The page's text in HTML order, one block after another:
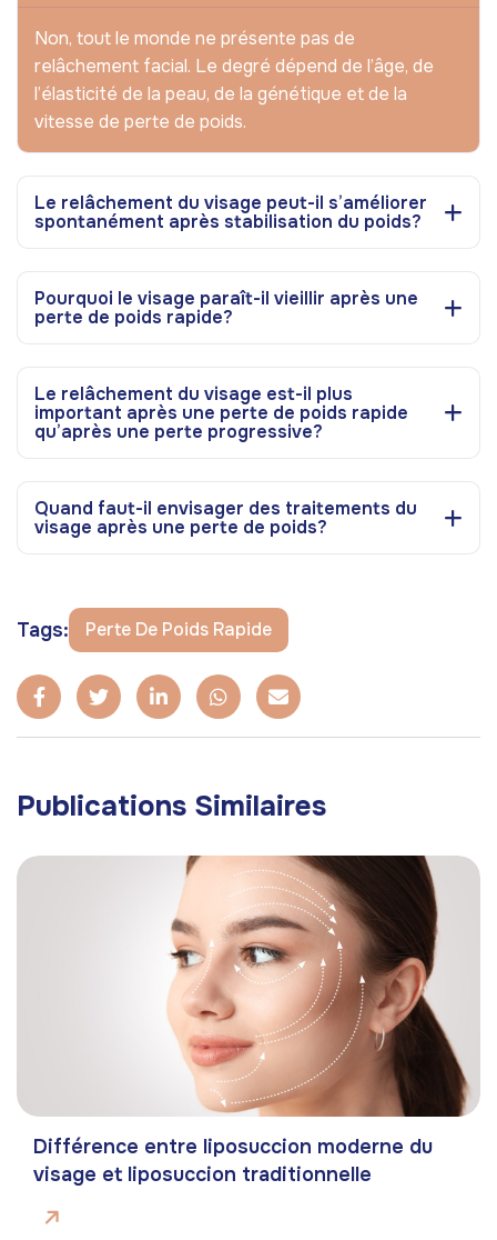
Non, tout le monde ne présente pas de
relâchement facial. Le degré dépend de l’âge, de
l’élasticité de la peau, de la génétique et de la
vitesse de perte de poids.
Le relâchement du visage peut-il s’améliorer
spontanément après stabilisation du poids?
Pourquoi le visage paraît-il vieillir après une
perte de poids rapide?
Le relâchement du visage est-il plus
important après une perte de poids rapide
qu’après une perte progressive?
Quand faut-il envisager des traitements du
visage après une perte de poids?
Tags: Perte De Poids Rapide
Publications Similaires
Différence entre liposuccion moderne du
visage et liposuccion traditionnelle